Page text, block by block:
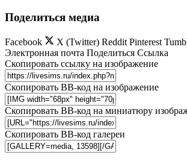
Поделиться медиа
Facebook X (Twitter) Reddit Pinterest
Электронная почта Поделиться Ссылка
Скопировать ссылку на изображение
Скопировать BB-код на изображение
Скопировать BB-код на миниатюру
Скопировать BB-код галереи